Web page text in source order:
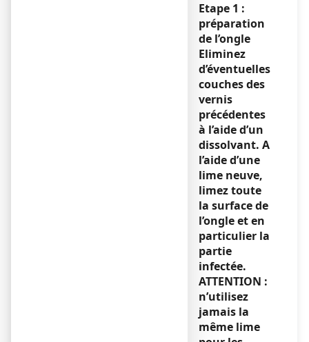
Etape 1 :
préparation
de l’ongle
Eliminez
d’éventuelles
couches des
vernis
précédentes
à l’aide d’un
dissolvant. A
l’aide d’une
lime neuve,
limez toute
la surface de
l’ongle et en
particulier la
partie
infectée.
ATTENTION :
n’utilisez
jamais la
même lime